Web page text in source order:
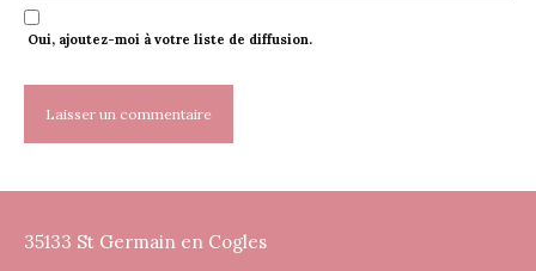
Oui, ajoutez-moi à votre liste de diffusion.
35133 St Germain en Cogles